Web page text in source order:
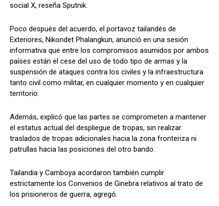
social X, reseña Sputnik.
Poco después del acuerdo, el portavoz tailandés de
Exteriores, Nikondet Phalangkun, anunció en una sesión
informativa que entre los compromisos asumidos por ambos
países están el cese del uso de todo tipo de armas y la
suspensión de ataques contra los civiles y la infraestructura
tanto civil como militar, en cualquier momento y en cualquier
territorio.
Además, explicó que las partes se comprometen a mantener
el estatus actual del despliegue de tropas, sin realizar
traslados de tropas adicionales hacia la zona fronteriza ni
patrullas hacia las posiciones del otro bando.
Tailandia y Camboya acordaron también cumplir
estrictamente los Convenios de Ginebra relativos al trato de
los prisioneros de guerra, agregó.